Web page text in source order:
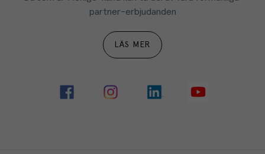
partner-erbjudanden
LÄS MER